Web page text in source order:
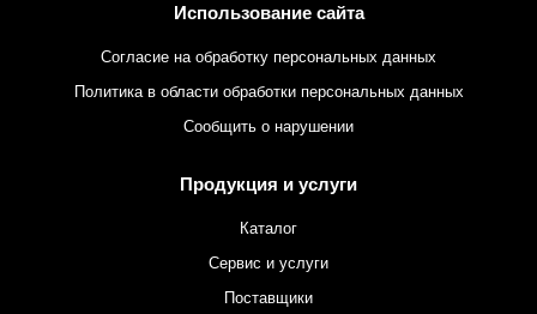
Использование сайта
Согласие на обработку персональных данных
Политика в области обработки персональных данных
Сообщить о нарушении
Продукция и услуги
Каталог
Сервис и услуги
Поставщики